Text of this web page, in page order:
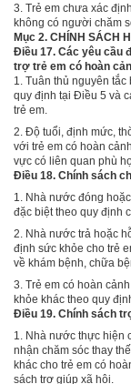
3. Trẻ em chưa xác
không có người chăm
Mục 2. CHÍNH SÁCH
Điều 17. Các yêu cầu
trợ trẻ em có hoàn
1. Tuân thủ nguyên
quy định tại Điều 5 và
trẻ em.
2. Độ tuổi, định mức,
với trẻ em có hoàn
vực có liên quan phù
Điều 18. Chính sách
1. Nhà nước đóng
đặc biệt theo quy định
2. Nhà nước trả hoặc
định sức khỏe cho trẻ
về khám bệnh, chữa
3. Trẻ em có hoàn
khỏe khác theo quy
Điều 19. Chính sách
1. Nhà nước thực hiện
nhận chăm sóc thay
khác cho trẻ em có
sách trợ giúp xã hội.